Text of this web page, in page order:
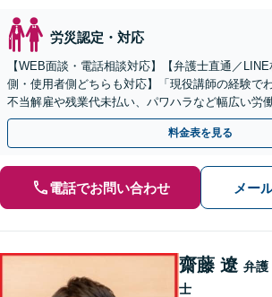
労災認定・対応
【WEB面談・電話相談対応】【弁護士直通／
側・使用者側どちらも対応】「現役講師の経験で
不当解雇や残業代未払い、パワハラなど幅広い労
者の方々の心情を深く理解したサポートを行いま
料金表を見る
電話でお問い合わせ メー
齋藤 遼 弁護
士